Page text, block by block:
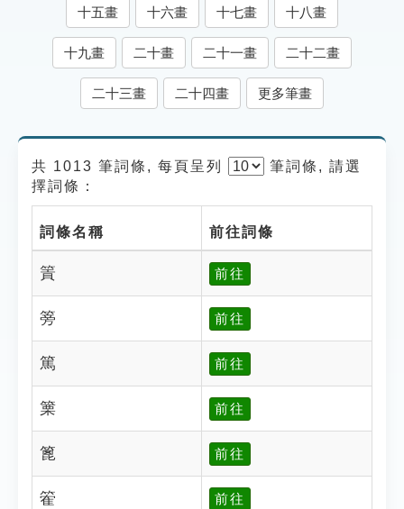
遊戲專區
貓頭鷹博士
十五畫 十六畫 十七畫 十八畫
十九畫 二十畫 二十一畫 二十二畫
二十三畫 二十四畫 更多筆畫
共 1013 筆詞條, 每頁呈列 筆詞條, 請選
擇詞條：
詞條名稱 前往詞條
篢 前往
篣 前往
篤 前往
篥 前往
篦 前往
篧 前往